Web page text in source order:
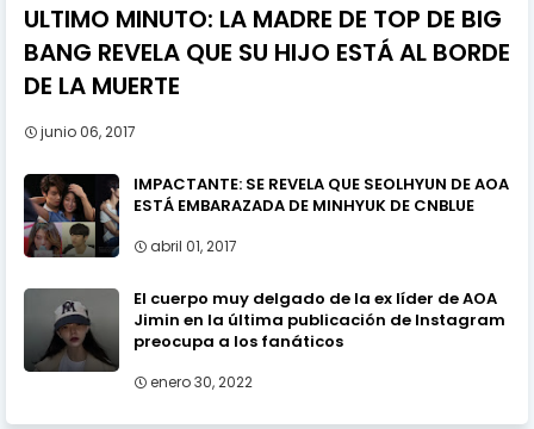
ULTIMO MINUTO: LA MADRE DE TOP DE BIG
BANG REVELA QUE SU HIJO ESTÁ AL BORDE
DE LA MUERTE
junio 06, 2017
IMPACTANTE: SE REVELA QUE SEOLHYUN DE AOA
ESTÁ EMBARAZADA DE MINHYUK DE CNBLUE
abril 01, 2017
El cuerpo muy delgado de la ex líder de AOA
Jimin en la última publicación de Instagram
preocupa a los fanáticos
enero 30, 2022